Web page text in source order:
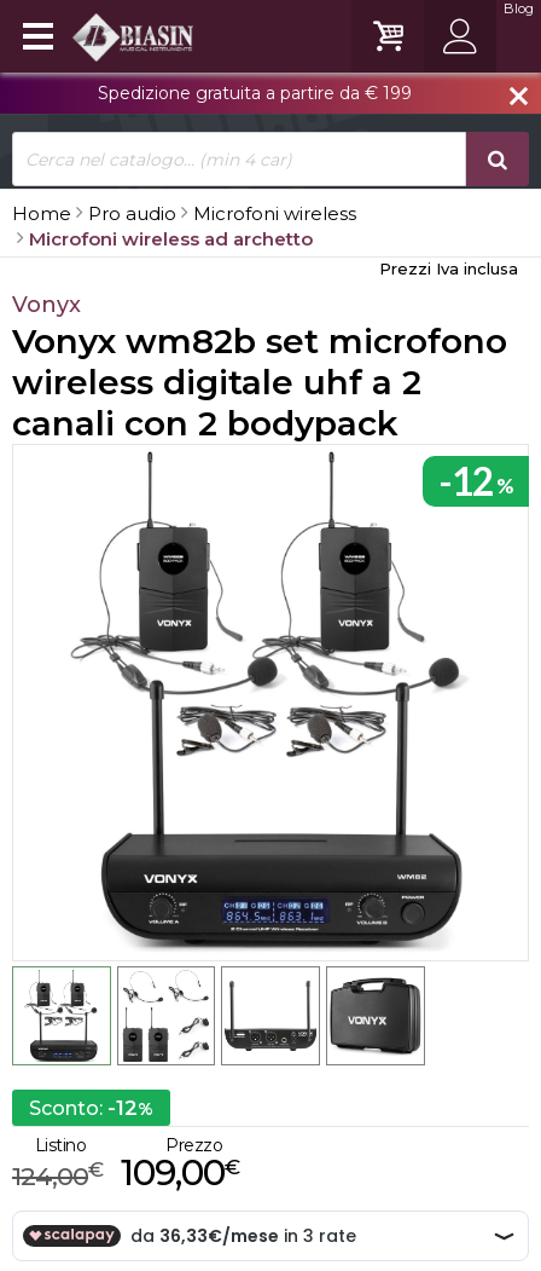
close
Spedizione gratuita a partire da € 199
Blog
Home Pro audio
Microfoni wireless
Microfoni wireless ad archetto
Prezzi Iva inclusa
Vonyx
Vonyx wm82b set microfono
wireless digitale uhf a 2
canali con 2 bodypack
-12%
Sconto: -12%
Listino
€
124,00
Prezzo
€
109,00